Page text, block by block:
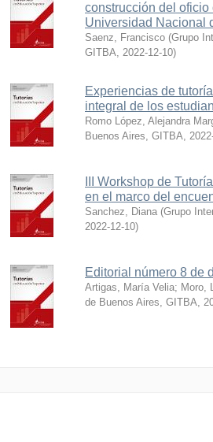
construcción del oficio
Universidad Nacional
Saenz, Francisco (Grupo
GITBA, 2022-12-10)
Experiencias de
integral de los
Romo López, Alejandra
Buenos Aires, GITBA,
III Workshop de
en el marco del
Sanchez, Diana (Grupo
2022-12-10)
Editorial número 8 de
Artigas, María Velia; Moro,
de Buenos Aires, GITBA,